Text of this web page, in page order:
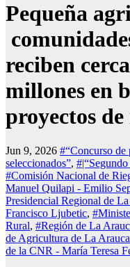
Pequeña
reciben
millones en
proyectos
Jun 9, 2026 #“Concurso de
seleccionados”,
#Comisión Nacional de
Manuel Quilapi - Emilio
Presidencial Regional de
Francisco Ljubetic,
Rural, #Región de La
de Agricultura de La
de la CNR - María Teresa